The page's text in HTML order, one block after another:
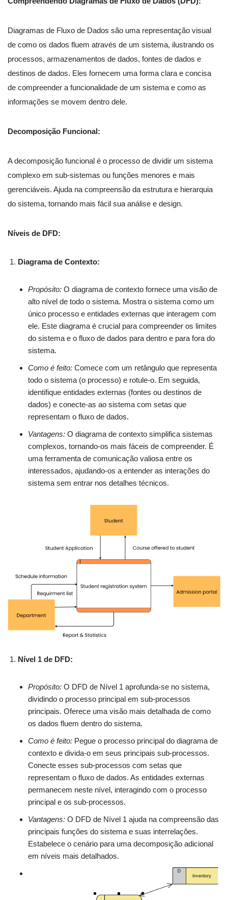
Diagramas de Fluxo de Dados são uma representação visual
de como os dados fluem através de um sistema, ilustrando os
processos, armazenamentos de dados, fontes de dados e
destinos de dados. Eles fornecem uma forma clara e concisa
de compreender a funcionalidade de um sistema e como as
informações se movem dentro dele.
Decomposição Funcional:
A decomposição funcional é o processo de dividir um sistema
complexo em sub-sistemas ou funções menores e mais
gerenciáveis. Ajuda na compreensão da estrutura e hierarquia
do sistema, tornando mais fácil sua análise e design.
Níveis de DFD:
Diagrama de Contexto:
Propósito: O diagrama de contexto fornece uma visão de
alto nível de todo o sistema. Mostra o sistema como um
único processo e entidades externas que interagem com
ele. Este diagrama é crucial para compreender os limites
do sistema e o fluxo de dados para dentro e para fora do
sistema.
Como é feito: Comece com um retângulo que representa
todo o sistema (o processo) e rotule-o. Em seguida,
identifique entidades externas (fontes ou destinos de
dados) e conecte-as ao sistema com setas que
representam o fluxo de dados.
Vantagens: O diagrama de contexto simplifica sistemas
complexos, tornando-os mais fáceis de compreender. É
uma ferramenta de comunicação valiosa entre os
interessados, ajudando-os a entender as interações do
sistema sem entrar nos detalhes técnicos.
Nível 1 de DFD:
Propósito: O DFD de Nível 1 aprofunda-se no sistema,
dividindo o processo principal em sub-processos
principais. Oferece uma visão mais detalhada de como
os dados fluem dentro do sistema.
Como é feito: Pegue o processo principal do diagrama de
contexto e divida-o em seus principais sub-processos.
Conecte esses sub-processos com setas que
representam o fluxo de dados. As entidades externas
permanecem neste nível, interagindo com o processo
principal e os sub-processos.
Vantagens: O DFD de Nível 1 ajuda na compreensão das
principais funções do sistema e suas interrelações.
Estabelece o cenário para uma decomposição adicional
em níveis mais detalhados.